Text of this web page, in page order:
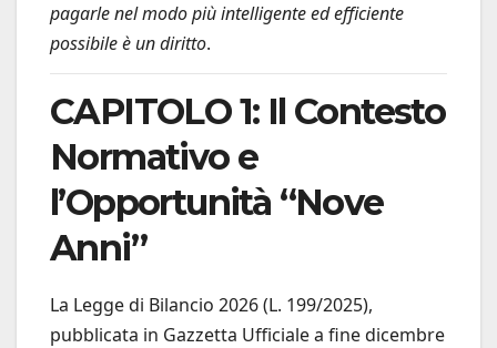
pagarle nel modo più intelligente ed efficiente
possibile è un diritto.
CAPITOLO 1: Il Contesto
Normativo e
l’Opportunità “Nove
Anni”
La Legge di Bilancio 2026 (L. 199/2025),
pubblicata in Gazzetta Ufficiale a fine dicembre